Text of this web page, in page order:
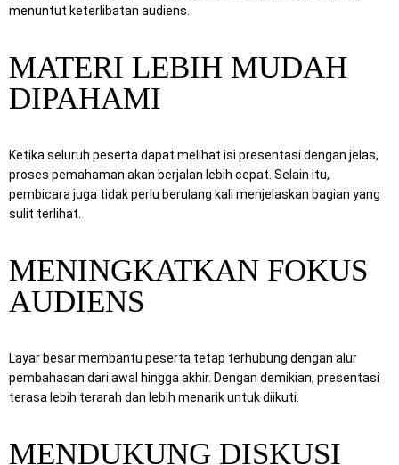
menuntut keterlibatan audiens.
MATERI LEBIH MUDAH
DIPAHAMI
Ketika seluruh peserta dapat melihat isi presentasi dengan jelas,
proses pemahaman akan berjalan lebih cepat. Selain itu,
pembicara juga tidak perlu berulang kali menjelaskan bagian yang
sulit terlihat.
MENINGKATKAN FOKUS
AUDIENS
Layar besar membantu peserta tetap terhubung dengan alur
pembahasan dari awal hingga akhir. Dengan demikian, presentasi
terasa lebih terarah dan lebih menarik untuk diikuti.
MENDUKUNG DISKUSI